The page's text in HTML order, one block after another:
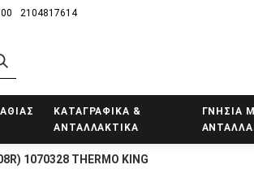
2104817614
ΚΑΤΑΓΡΑΦΙΚΑ &
ΑΝΤΑΛΛΑΚΤΙΚΑ
ΓΝΗΣΙΑ
1070328 THERMO KING